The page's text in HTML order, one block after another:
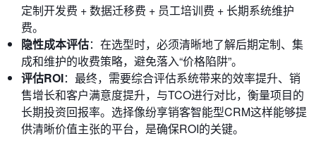
定制开发费 + 数据迁移费 + 员工培训费 + 长期系统维护
费。
隐性成本评估：在选型时，必须清晰地了解后期定制、集
成和维护的收费策略，避免落入“价格陷阱”。
评估ROI：最终，需要综合评估系统带来的效率提升、销
售增长和客户满意度提升，与TCO进行对比，衡量项目的
长期投资回报率。选择像纷享销客智能型CRM这样能够提
供清晰价值主张的平台，是确保ROI的关键。